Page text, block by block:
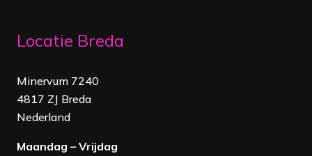
Locatie Breda
Minervum 7240
4817 ZJ Breda
Nederland
Maandag – Vrijdag